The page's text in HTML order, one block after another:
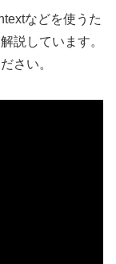
などを使うた
説しています。
さい。